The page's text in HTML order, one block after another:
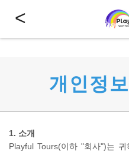
<
개인정
1. 소개
Playful Tours(이하 "회사")는